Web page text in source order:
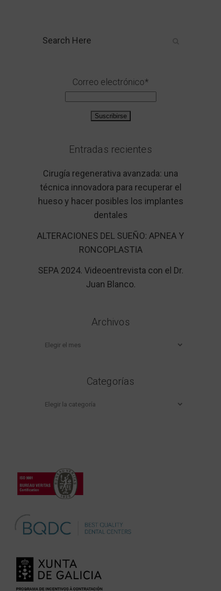
Correo electrónico*
Entradas recientes
Cirugía regenerativa avanzada: una
técnica innovadora para recuperar el
hueso y hacer posibles los implantes
dentales
ALTERACIONES DEL SUEÑO: APNEA Y
RONCOPLASTIA
SEPA 2024. Videoentrevista con el Dr.
Juan Blanco.
Archivos
Archivos
Categorías
Categorías